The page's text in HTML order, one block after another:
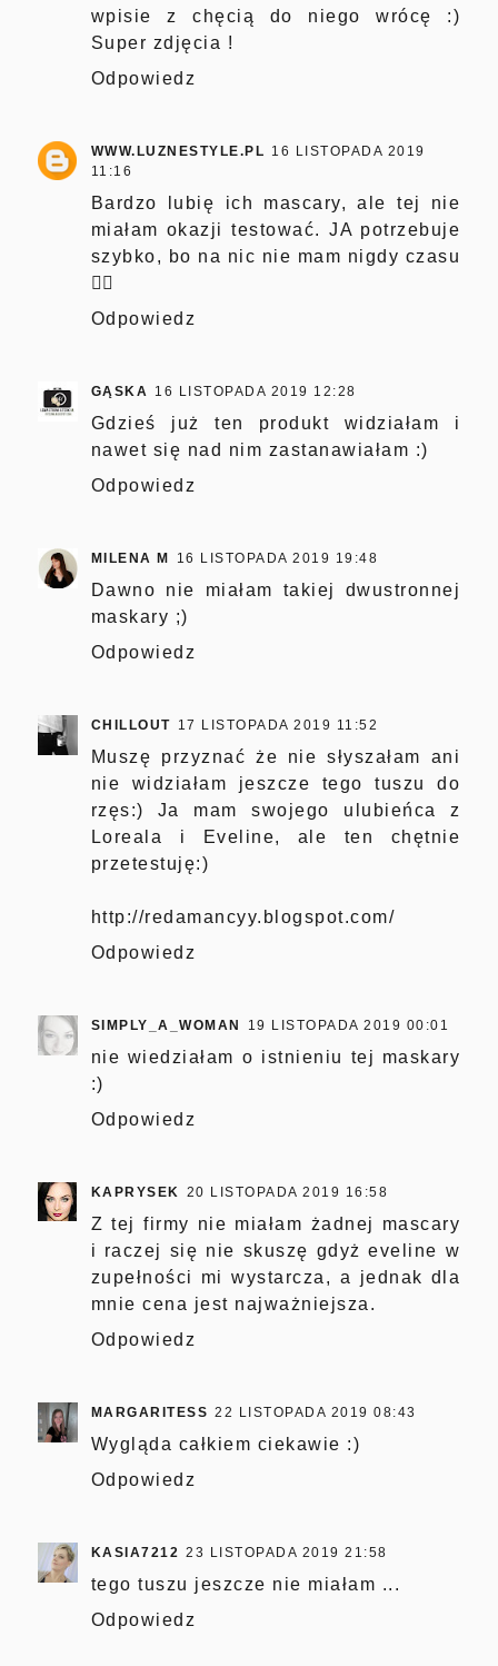
wpisie z chęcią do niego wrócę :)
Super zdjęcia !
Odpowiedz
WWW.LUZNESTYLE.PL 16 LISTOPADA 2019
11:16
Bardzo lubię ich mascary, ale tej nie
miałam okazji testować. JA potrzebuje
szybko, bo na nic nie mam nigdy czasu
🤷‍♂️
Odpowiedz
GĄSKA 16 LISTOPADA 2019 12:28
Gdzieś już ten produkt widziałam i
nawet się nad nim zastanawiałam :)
Odpowiedz
MILENA M 16 LISTOPADA 2019 19:48
Dawno nie miałam takiej dwustronnej
maskary ;)
Odpowiedz
CHILLOUT 17 LISTOPADA 2019 11:52
Muszę przyznać że nie słyszałam ani
nie widziałam jeszcze tego tuszu do
rzęs:) Ja mam swojego ulubieńca z
Loreala i Eveline, ale ten chętnie
przetestuję:)
http://redamancyy.blogspot.com/
Odpowiedz
SIMPLY_A_WOMAN 19 LISTOPADA 2019 00:01
nie wiedziałam o istnieniu tej maskary
:)
Odpowiedz
KAPRYSEK 20 LISTOPADA 2019 16:58
Z tej firmy nie miałam żadnej mascary
i raczej się nie skuszę gdyż eveline w
zupełności mi wystarcza, a jednak dla
mnie cena jest najważniejsza.
Odpowiedz
MARGARITESS 22 LISTOPADA 2019 08:43
Wygląda całkiem ciekawie :)
Odpowiedz
KASIA7212 23 LISTOPADA 2019 21:58
tego tuszu jeszcze nie miałam ...
Odpowiedz